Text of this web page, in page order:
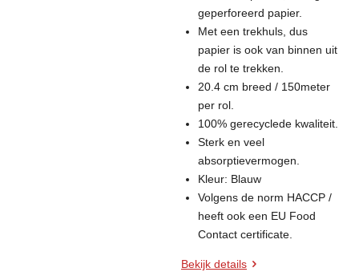
geperforeerd papier.
Met een trekhuls, dus
papier is ook van binnen uit
de rol te trekken.
20.4 cm breed / 150meter
per rol.
100% gerecyclede kwaliteit.
Sterk en veel
absorptievermogen.
Kleur: Blauw
Volgens de norm HACCP /
heeft ook een EU Food
Contact certificate.
Bekijk details